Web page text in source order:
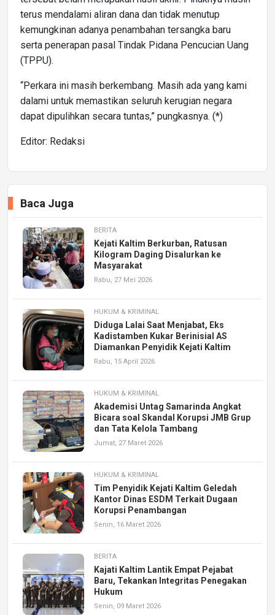
terus mendalami aliran dana dan tidak menutup
kemungkinan adanya penambahan tersangka baru
serta penerapan pasal Tindak Pidana Pencucian Uang
(TPPU).
“Perkara ini masih berkembang. Masih ada yang kami
dalami untuk memastikan seluruh kerugian negara
dapat dipulihkan secara tuntas,” pungkasnya. (*)
Editor: Redaksi
Baca Juga
BERITA
Kejati Kaltim Berkurban, Ratusan
Kilogram Daging Disalurkan ke
Masyarakat
Rabu, 27 Mei 2026
HUKUM & KRIMINAL
Diduga Lalai Saat Menjabat, Eks
Kadistamben Kukar Berinisial AS
Diamankan Penyidik Kejati Kaltim
Rabu, 15 April 2026
HUKUM & KRIMINAL
Akademisi Untag Samarinda Angkat
Bicara soal Skandal Korupsi JMB Grup
dan Tata Kelola Tambang
Jumat, 27 Maret 2026
HUKUM & KRIMINAL
Tim Penyidik Kejati Kaltim Geledah
Kantor Dinas ESDM Terkait Dugaan
Korupsi Penambangan
Senin, 16 Maret 2026
BERITA
Kajati Kaltim Lantik Empat Pejabat
Baru, Tekankan Integritas Penegakan
Hukum
Senin, 09 Maret 2026